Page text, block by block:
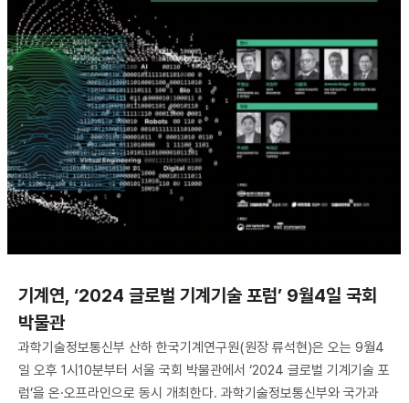
기계연, ‘2024 글로벌 기계기술 포럼’ 9월4일 국회
박물관
과학기술정보통신부 산하 한국기계연구원(원장 류석현)은 오는 9월4
일 오후 1시10분부터 서울 국회 박물관에서 ‘2024 글로벌 기계기술 포
럼’을 온·오프라인으로 동시 개최한다. 과학기술정보통신부와 국가과